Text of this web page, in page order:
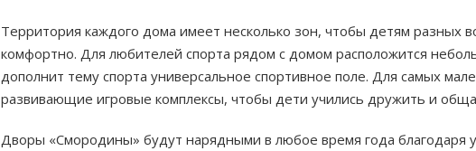
Территория каждого дома имеет несколько зон, чтобы детям разных
комфортно. Для любителей спорта рядом с домом расположится
дополнит тему спорта универсальное спортивное поле. Для самых
развивающие игровые комплексы, чтобы дети учились дружить и
Дворы «Смородины» будут нарядными в любое время года благодаря